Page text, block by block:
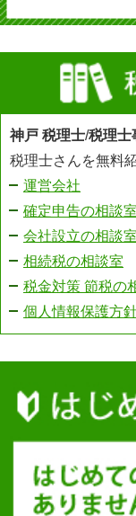
神戸 税理士/税理士
税理士さんを無料
運営会社
確定申告の相談室
会社設立の相談室
相続税の相談室
税金対策 節税の
個人情報保護方